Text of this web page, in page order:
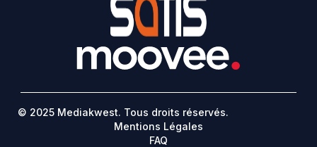
© 2025 Mediakwest. Tous droits réservés.
Mentions Légales
FAQ